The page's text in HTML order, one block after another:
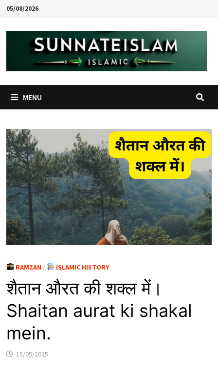
Skip
content
05/08/2026
MENU
RAMZAN/ ISLAMIC HISTORY
शैतान औरत की शक्ल में।
Shaitan aurat ki shakal
mein.
15/05/2025